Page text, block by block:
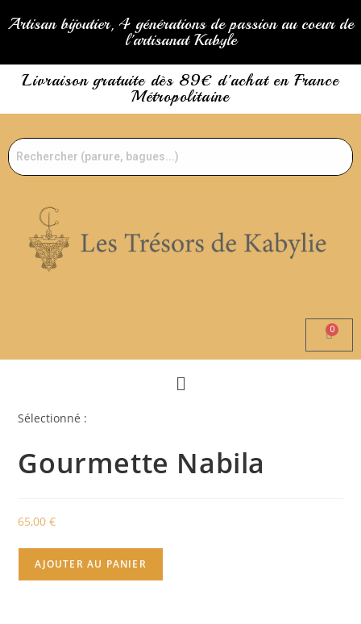
Artisan bijoutier, 4 générations de passion au coeur de
l'artisanat Kabyle
Livraison gratuite dès 89€ d'achat en France
Métropolitaine
Sélectionné :
Gourmette Nabila
65,00€
AJOUTER AU PANIER